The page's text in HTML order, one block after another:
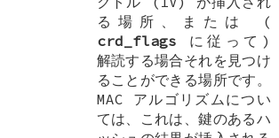
る場所、または (
crd_flags に従って)
解読する場合それを見つけ
ることができる場所です。
MAC アルゴリズムについ
ては、これは、鍵のあるハ